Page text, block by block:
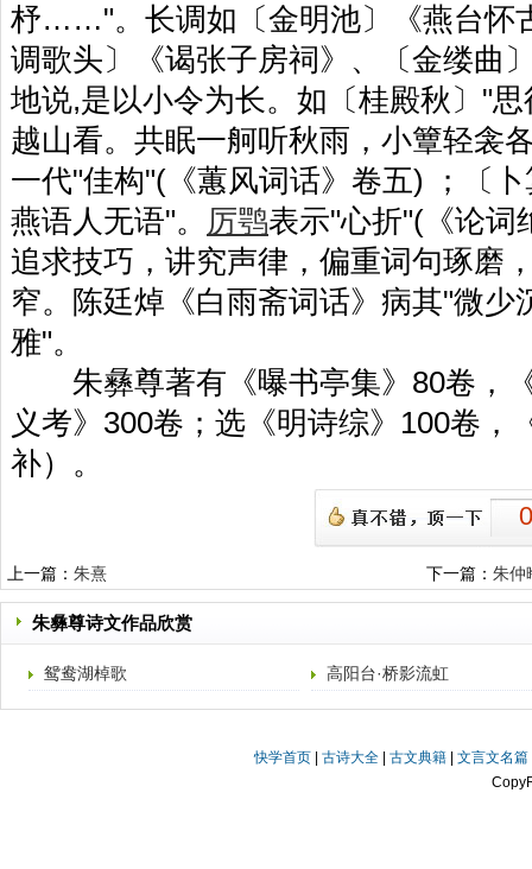
杼……"。长调如〔金明池〕《燕台怀
调歌头〕《谒张子房祠》、〔金缕曲
地说,是以小令为长。如〔桂殿秋〕"
越山看。共眠一舸听秋雨，小簟轻衾
一代"佳构"(《蕙风词话》卷五) ；〔
燕语人无语"。 厉鹗表示"心折"(《论词
追求技巧，讲究声律，偏重词句琢磨
窄。陈廷焯《白雨斋词话》病其"微
雅"。
朱彝尊著有《曝书亭集》80卷，
义考》300卷；选《明诗综》100卷，
补）。
上一篇： 朱熹 下一篇：朱仲
朱彝尊诗文作品欣赏
鸳鸯湖棹歌 高阳台·桥影流虹
快学首页 |古诗大全 |古文典籍 |文言文名篇